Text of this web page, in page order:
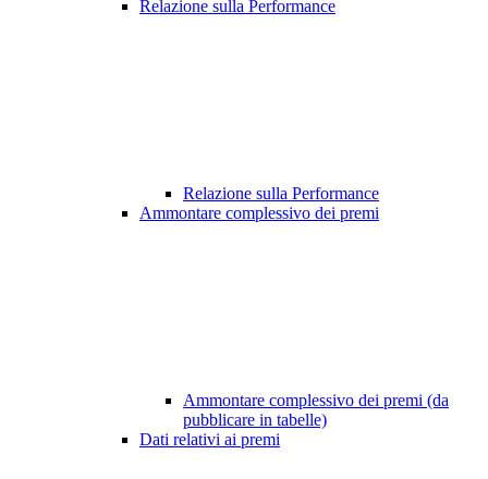
Relazione sulla Performance
Relazione sulla Performance
Ammontare complessivo dei premi
Ammontare complessivo dei premi (da
pubblicare in tabelle)
Dati relativi ai premi